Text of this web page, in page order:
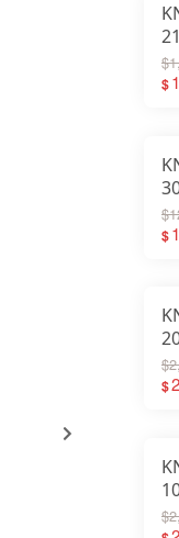
$
包
$
置
$